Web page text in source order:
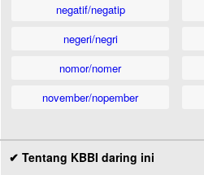
negatif/negatip
negeri/negri
nomor/nomer
november/nopember
✔ Tentang KBBI daring ini